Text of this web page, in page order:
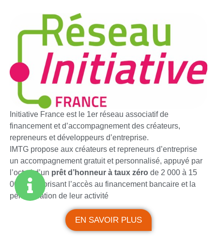
Initiative France est le 1er réseau associatif de
financement et d’accompagnement des créateurs,
repreneurs et développeurs d’entreprise.
IMTG propose aux créateurs et repreneurs d’entreprise
un accompagnement gratuit et personnalisé, appuyé par
l’octroi d’un prêt d’honneur à taux zéro de 2 000 à 15
000 €, favorisant l’accès au financement bancaire et la
pérennisation de leur activité
EN SAVOIR PLUS